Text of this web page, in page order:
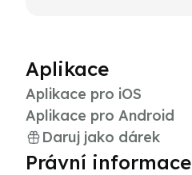
Aplikace
Aplikace pro iOS
Aplikace pro Android
Daruj jako dárek
Právní informace